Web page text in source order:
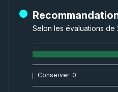
Selon les évaluations de
Conserver: 0